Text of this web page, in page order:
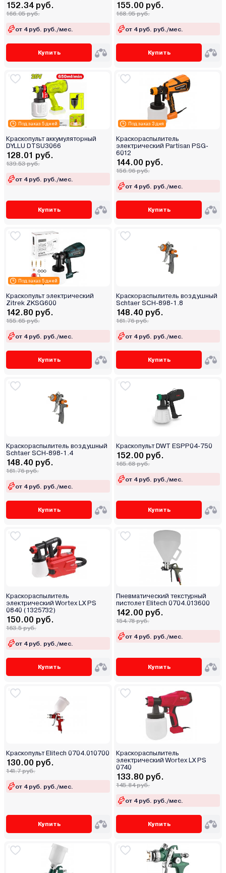
152.34 руб.
166.05 руб.
от 4 руб. руб./мес.
Купить
155.00 руб.
168.95 руб.
от 4 руб. руб./мес.
Купить
Под заказ 5 дней
Краскопульт аккумуляторный
DYLLU DTSU3066
128.01 руб.
139.53 руб.
от 4 руб. руб./мес.
Купить
Под заказ 3 дня
Краскораспылитель
электрический Partisan PSG-
6012
144.00 руб.
156.96 руб.
от 4 руб. руб./мес.
Купить
Под заказ 5 дней
Краскопульт электрический
Zitrek ZKSG600
142.80 руб.
155.65 руб.
от 4 руб. руб./мес.
Купить
Краскораспылитель воздушный
Schtaer SCH-898-1.8
148.40 руб.
161.76 руб.
от 4 руб. руб./мес.
Купить
Краскораспылитель воздушный
Schtaer SCH-898-1.4
148.40 руб.
161.76 руб.
от 4 руб. руб./мес.
Купить
Краскопульт DWT ESPP04-750
152.00 руб.
165.68 руб.
от 4 руб. руб./мес.
Купить
Краскораспылитель
электрический Wortex LX PS
0840 (1325732)
150.00 руб.
163.5 руб.
от 4 руб. руб./мес.
Купить
Пневматический текстурный
пистолет Elitech 0704.013600
142.00 руб.
154.78 руб.
от 4 руб. руб./мес.
Купить
Краскопульт Elitech 0704.010700
130.00 руб.
141.7 руб.
от 4 руб. руб./мес.
Купить
Краскораспылитель
электрический Wortex LX PS
0740
133.80 руб.
145.84 руб.
от 4 руб. руб./мес.
Купить